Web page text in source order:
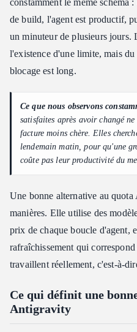
de build, l'agent est productif,
un minuteur de plusieurs jours.
l'existence d'une limite, mais
blocage est long.
Ce que nous observons
satisfaites après avoir changé
facture moins chère. Elles
lendemain matin, pour qu'une
coûte pas leur productivité du
Une bonne alternative au
manières. Elle utilise des
prix de chaque boucle d'agent,
rafraîchissement qui
travaillent réellement, c'est-à-
Ce qui définit une
Antigravity